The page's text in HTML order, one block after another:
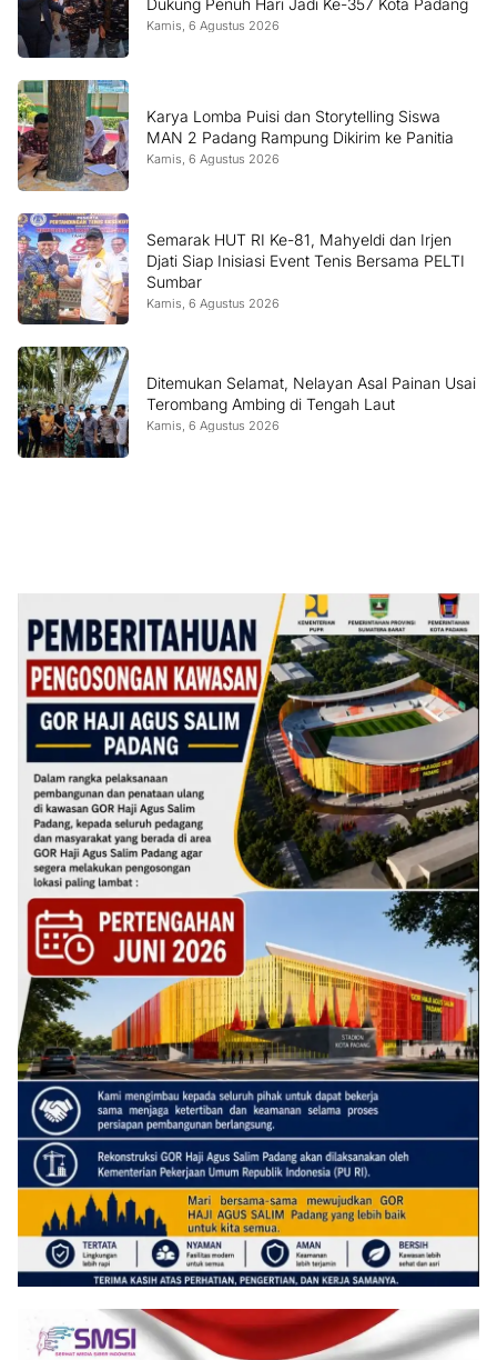
Dukung Penuh Hari Jadi Ke-357 Kota Padang
Kamis, 6 Agustus 2026
Karya Lomba Puisi dan Storytelling Siswa
MAN 2 Padang Rampung Dikirim ke Panitia
Kamis, 6 Agustus 2026
Semarak HUT RI Ke-81, Mahyeldi dan Irjen
Djati Siap Inisiasi Event Tenis Bersama PELTI
Sumbar
Kamis, 6 Agustus 2026
Ditemukan Selamat, Nelayan Asal Painan Usai
Terombang Ambing di Tengah Laut
Kamis, 6 Agustus 2026